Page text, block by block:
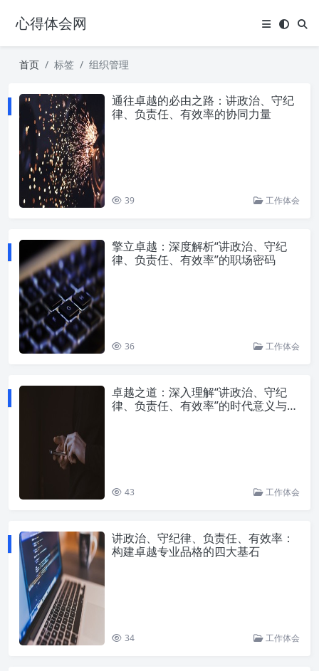
心得体会网
首页 标签 组织管理
通往卓越的必由之路：讲政治、守纪
律、负责任、有效率的协同力量
39 工作体会
擎立卓越：深度解析“讲政治、守纪
律、负责任、有效率”的职场密码
36 工作体会
卓越之道：深入理解“讲政治、守纪
律、负责任、有效率”的时代意义与实
43 工作体会
讲政治、守纪律、负责任、有效率：
构建卓越专业品格的四大基石
34 工作体会